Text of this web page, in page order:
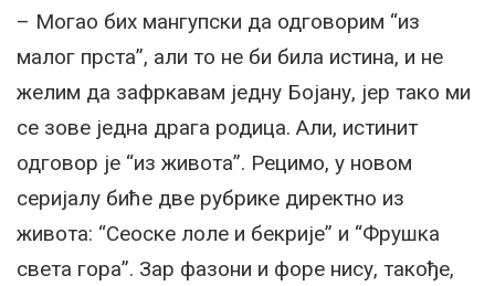
– Могао бих мангупски да одговорим “из
малог прста”, али то не би била истина, и не
желим да зафркавам једну Бојану, јер тако ми
се зове једна драга родица. Али, истинит
одговор је “из живота”. Рецимо, у новом
серијалу биће две рубрике директно из
живота: “Сеоске лоле и бекрије” и “Фрушка
света гора”. Зар фазони и форе нису, такође,